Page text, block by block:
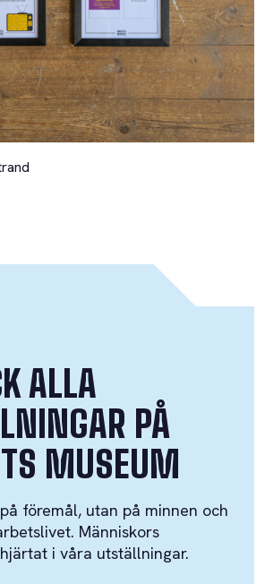
ALLA
PÅ
MUSEUM
föremål, utan på minnen och
Människors
i våra utställningar.